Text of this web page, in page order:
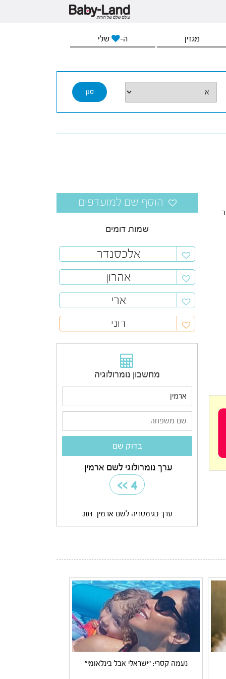
מגזין ה- שלי
שמות דומים
אלכסנדר
אהרון
ארי
רוני
מחשבון נומרולוגיה
ערך נומרולוגי לשם ארמין
4
>>
ערך בגימטריה לשם ארמין 301
נעמה קסרי: "ישראלי אבל בינלאומי"